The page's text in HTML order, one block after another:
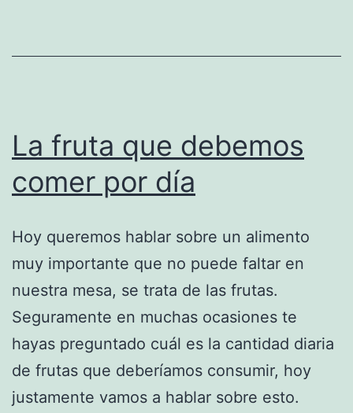
La fruta que debemos
comer por día
Hoy queremos hablar sobre un alimento
muy importante que no puede faltar en
nuestra mesa, se trata de las frutas.
Seguramente en muchas ocasiones te
hayas preguntado cuál es la cantidad diaria
de frutas que deberíamos consumir, hoy
justamente vamos a hablar sobre esto.